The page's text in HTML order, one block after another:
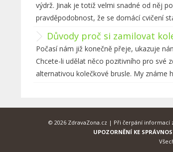
výdrž. Jinak je totiž velmi snadné od něj
pravděpodobnost, že se domácí cvičení
Důvody proč si zamilovat
Počasí nám již konečně přeje, ukazuje
Chcete-li udělat něco pozitivního pro své
alternativou kolečkové brusle. My známe
© 2026 ZdravaZona.cz | Při čerpání informací
UPOZORNĚNÍ KE